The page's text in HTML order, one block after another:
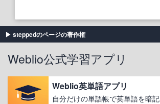
steppedのページの著作権
Weblio公式学習アプリ
Weblio英単語アプリ
自分だけの単語帳で英単語を暗記